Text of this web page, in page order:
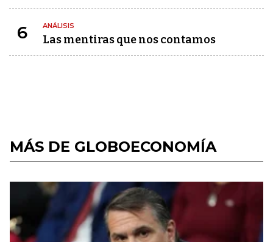
6 ANÁLISIS
Las mentiras que nos contamos
MÁS DE GLOBOECONOMÍA